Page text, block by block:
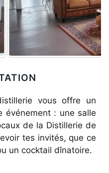
vous offre un
événement : une salle
de la Distillerie de
tes invités, que ce
un cocktail dînatoire.